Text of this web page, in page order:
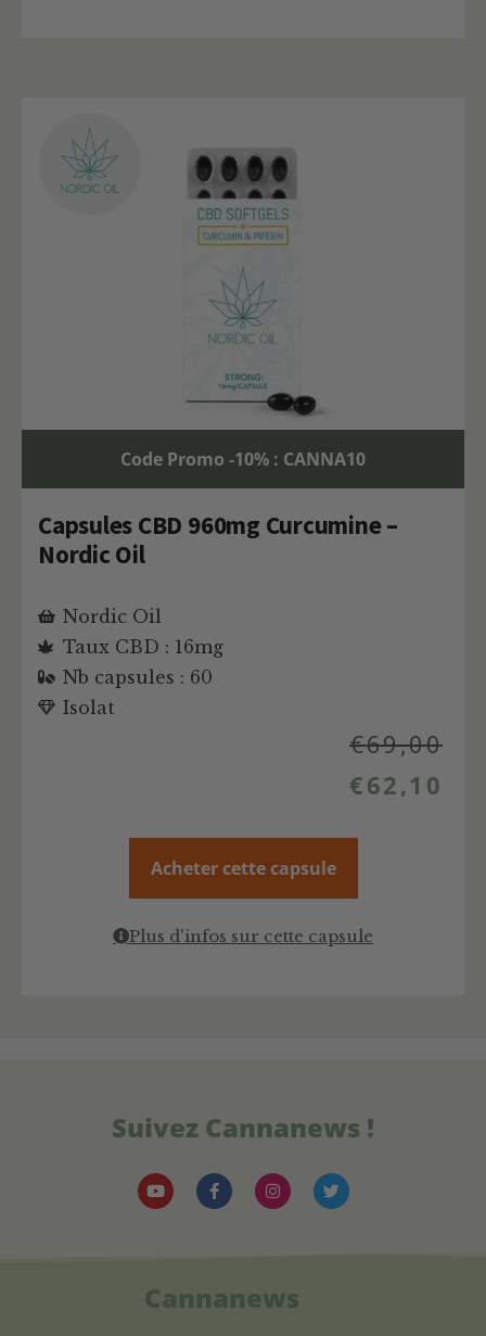
Code Promo -10% : CANNA10
Capsules CBD 960mg Curcumine –
Nordic Oil
Nordic Oil
Taux CBD : 16mg
Nb capsules : 60
Isolat
€69,00
€62,10
Acheter cette capsule
Plus d'infos sur cette capsule
Suivez Cannanews !
Cannanews